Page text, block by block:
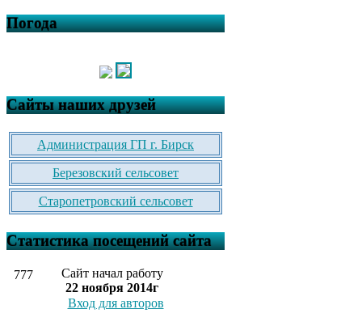
Погода
Сайты наших друзей
Администрация ГП г. Бирск
Березовский сельсовет
Старопетровский сельсовет
Статистика посещений сайта
777
Сайт начал работу
22 ноября 2014г
Вход для авторов